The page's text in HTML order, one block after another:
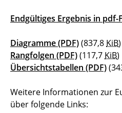
Endgültiges Ergebnis in pdf-
Diagramme(PDF)(837,8 KiB)
Rangfolgen (PDF)(117,7 KiB)
Übersichtstabellen (PDF)
Weitere Informationen zur
über folgende Links: